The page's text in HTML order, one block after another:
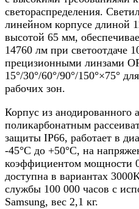
светораспределения.
линейном корпусе длиной
высотой 65 мм,
14760 лм при светоотдаче
прецизионными линзами
15°/30°/60°/90°/150°×75°
рабочих зон.​
Корпус из
поликарбонатным
защиты IP66, работает в
-45°C до +50°C, на
коэффициентом мощности
доступна в вариантах
службы 100 000 часов с
Samsung, вес 2,1 кг.​